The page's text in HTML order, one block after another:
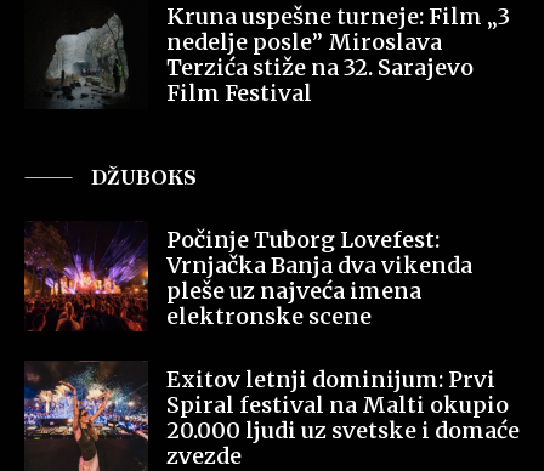
Kruna uspešne turneje: Film „3
nedelje posle” Miroslava
Terzića stiže na 32. Sarajevo
Film Festival
DŽUBOKS
Počinje Tuborg Lovefest:
Vrnjačka Banja dva vikenda
pleše uz najveća imena
elektronske scene
Exitov letnji dominijum: Prvi
Spiral festival na Malti okupio
20.000 ljudi uz svetske i domaće
zvezde